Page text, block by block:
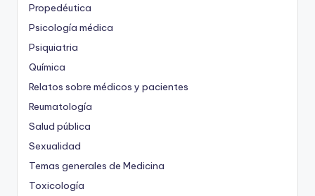
Propedéutica
Psicología médica
Psiquiatria
Química
Relatos sobre médicos y pacientes
Reumatología
Salud pública
Sexualidad
Temas generales de Medicina
Toxicología